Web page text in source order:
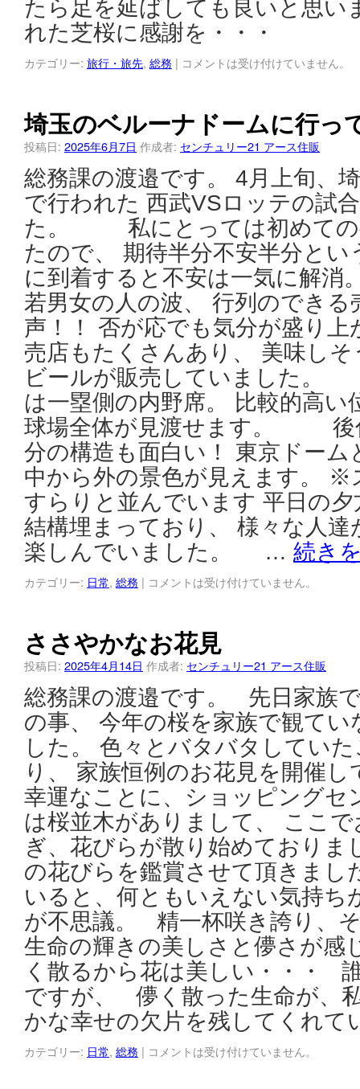
たら足を延ばしても良いと思い
れた芝桜に感謝を・・・
カテゴリー: 旅行・旅先, 総務 | コメントは受け付けていません。
埼玉のベルーナドームに行っ
投稿日: 2025年6月7日 作成者: センチュリー21 アース住販
総務課の渡邉です。 4月上旬、
で行われた 西武VSロッテの試
た。 私にとっては初めての
たので、 期待半分不安半分と
に到着すると不安は一気に
若男女の人の波、 行列のできる
声！！ 否が応でも気分が盛
売店もたくさんあり、 美味し
ビールが販売していました
は一塁側の内野席。 比較的高
球場全体が見渡せます。 後
分の構造も面白い！ 東京ドー
中から外の景色が見えます。 ※
すらりと並んでいます 平日の
結構埋まっており、 様々な人
楽しんでいました。 … 続き
カテゴリー: 日常, 総務 | コメントは受け付けていません。
ささやかなお花見
投稿日: 2025年4月14日 作成者: センチュリー21 アース住販
総務課の渡邉です。 先日家族
の事、 今年の桜を家族で観て
した。 色々とバタバタしてい
り、 家族恒例のお花見を開催
幸運なことに、ショッピングセ
は桜並木がありまして、 ここ
ぎ、花びらが散り始めておりま
の花びらを鑑賞させて頂きまし
いると、何ともいえない気持ち
が不思議。 精一杯咲き誇り、
生命の輝きの美しさと儚さが感
く散るから花は美しい・・・
ですが、 儚く散った生命が、
かな幸せの欠片を残してくれ
カテゴリー: 日常, 総務 | コメントは受け付けていません。